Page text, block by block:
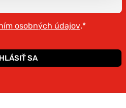
osobných údajov.*
SA